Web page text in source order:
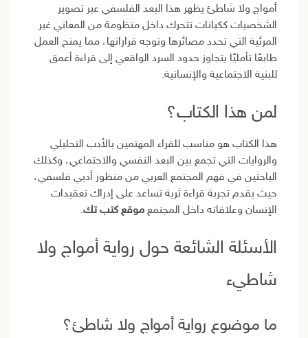
أمواج ولا شاطئ يظهر هذا البعد الفلسفي عبر تصوير
الشخصيات ككيانات تتحرك داخل منظومة من المعاني غير
المرئية التي تحدد مصائرها وتوجه قراراتها، مما يمنح العمل
طابعًا تأمليًا يتجاوز حدود السرد الواقعي إلى قراءة أعمق
للبنية الاجتماعية والإنسانية.
لمن هذا الكتاب؟
هذا الكتاب هو مناسب للقراء المهتمين بالأدب التحليلي
والروايات التي تجمع بين البعد النفسي والاجتماعي، وكذلك
الباحثين في فهم المجتمع العربي من منظور أدبي فلسفي،
حيث يقدم تجربة قراءة ثرية تساعد على إدراك تعقيدات
الإنسان وعلاقاته داخل المجتمع موقع كتب تك.
الأسئلة الشائعة حول رواية أمواج ولا
شاطيء
ما موضوع رواية أمواج ولا شاطئ؟